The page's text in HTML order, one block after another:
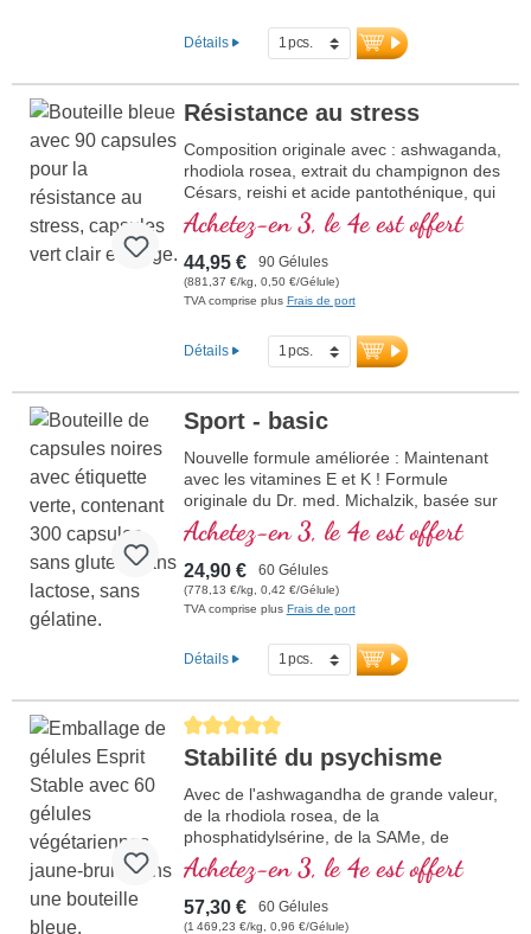
Détails
Résistance au stress
Composition originale avec : ashwaganda,
rhodiola rosea, extrait du champignon des
Césars, reishi et acide pantothénique, qui
contribue à normaliser la performance
mentale. La vitamine E aide à protéger les
cellules du stress oxydatif.
Achetez-en 3, le 4e est offert
44,95 € 90 Gélules
(881,37 €/kg, 0,50 €/Gélule)
TVA comprise plus Frais de port
Détails
Sport - basic
Nouvelle formule améliorée : Maintenant
avec les vitamines E et K ! Formule
originale du Dr. med. Michalzik, basée sur
la recherche scientifique la plus récente.
Vitamines B 2, 6, 12 et acide folique sous
forme bioactive.
Achetez-en 3, le 4e est offert
24,90 € 60 Gélules
(778,13 €/kg, 0,42 €/Gélule)
TVA comprise plus Frais de port
Détails
Average rating of 5 out of 5 stars
Stabilité du psychisme
Avec de l'ashwagandha de grande valeur,
de la rhodiola rosea, de la
phosphatidylsérine, de la SAMe, de
l'oméga 3 et de la vitamine B12, qui
contribue à normaliser la fonction du
psychisme
Achetez-en 3, le 4e est offert
57,30 € 60 Gélules
(1 469,23 €/kg, 0,96 €/Gélule)